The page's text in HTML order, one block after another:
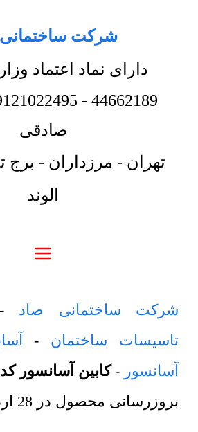
شرکت
دارای نماد اعتماد
44662189
-
صادقی
تهران - مرزداران - برج
الوند
شرکت ساختمانی صاد
تاسیسات ساختمان -
آسانسور -کابین آسانسور کد 2 استیل
بروزرسانی محصول در 28 اردیبهشت 1405